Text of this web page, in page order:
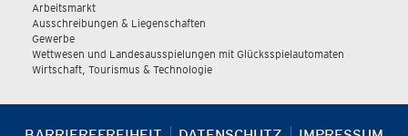
Arbeitsmarkt
Ausschreibungen & Liegenschaften
Gewerbe
Wettwesen und Landesausspielungen mit Glücksspielautomaten
Wirtschaft, Tourismus & Technologie